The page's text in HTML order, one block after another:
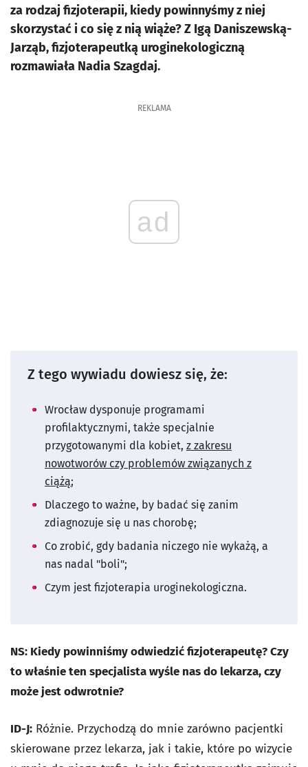
za rodzaj fizjoterapii, kiedy powinnyśmy z niej
skorzystać i co się z nią wiąże? Z Igą Daniszewską-
Jarząb, fizjoterapeutką uroginekologiczną
rozmawiała Nadia Szagdaj.
REKLAMA
ad
Z tego wywiadu dowiesz się, że:
Wrocław dysponuje programami
profilaktycznymi, także specjalnie
przygotowanymi dla kobiet, z zakresu
nowotworów czy problemów związanych z
ciążą;
Dlaczego to ważne, by badać się zanim
zdiagnozuje się u nas chorobę;
Co zrobić, gdy badania niczego nie wykażą, a
nas nadal "boli";
Czym jest fizjoterapia uroginekologiczna.
NS: Kiedy powinniśmy odwiedzić fizjoterapeutę? Czy
to właśnie ten specjalista wyśle nas do lekarza, czy
może jest odwrotnie?
ID-J: Różnie. Przychodzą do mnie zarówno pacjentki
skierowane przez lekarza, jak i takie, które po wizycie